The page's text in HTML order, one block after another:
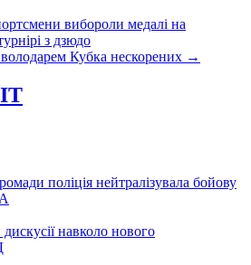
вибороли медалі на
з дзюдо
Кубка нескорених →
поліція нейтралізувала бойову
навколо нового